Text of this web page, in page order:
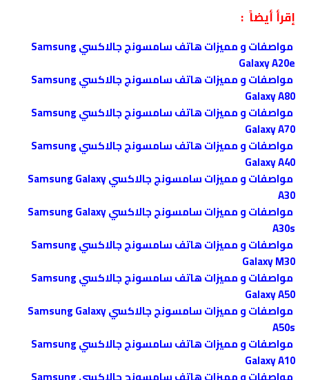
إقرأ أيضاً :
مواصفات و مميزات هاتف سامسونج جالاكسي Samsung
Galaxy A20e
مواصفات و مميزات هاتف سامسونج جالاكسي Samsung
Galaxy A80
مواصفات و مميزات هاتف سامسونج جالاكسي Samsung
Galaxy A70
مواصفات و مميزات هاتف سامسونج جالاكسي Samsung
Galaxy A40
مواصفات و مميزات سامسونج جالاكسي Samsung Galaxy
A30
مواصفات و مميزات سامسونج جالاكسي Samsung Galaxy
A30s
مواصفات و مميزات هاتف سامسونج جالاكسي Samsung
Galaxy M30
مواصفات و مميزات هاتف سامسونج جالاكسي Samsung
Galaxy A50
مواصفات و مميزات سامسونج جالاكسي Samsung Galaxy
A50s
مواصفات و مميزات هاتف سامسونج جالاكسي Samsung
Galaxy A10